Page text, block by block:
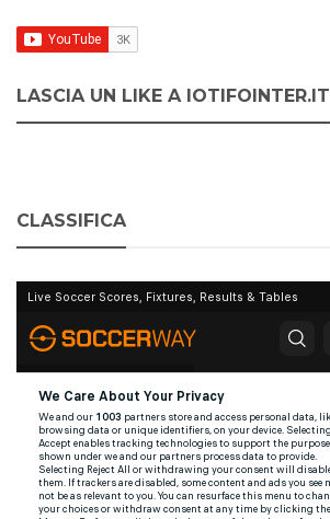
LASCIA UN LIKE A IOTIFOINTER.IT
CLASSIFICA